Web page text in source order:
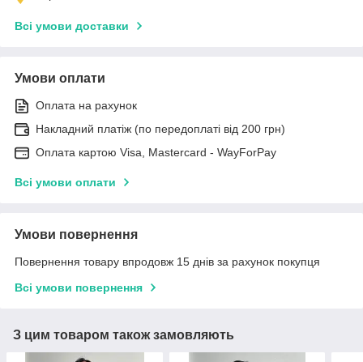
Всі умови доставки
Умови оплати
Оплата на рахунок
Накладний платіж (по передоплаті від 200 грн)
Оплата картою Visa, Mastercard - WayForPay
Всі умови оплати
Умови повернення
Повернення товару впродовж 15 днів за рахунок покупця
Всі умови повернення
З цим товаром також замовляють